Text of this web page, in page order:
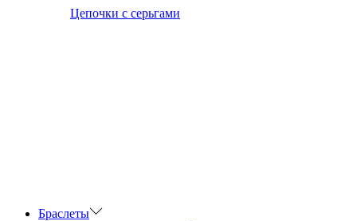
Цепочки с серьгами
Браслеты